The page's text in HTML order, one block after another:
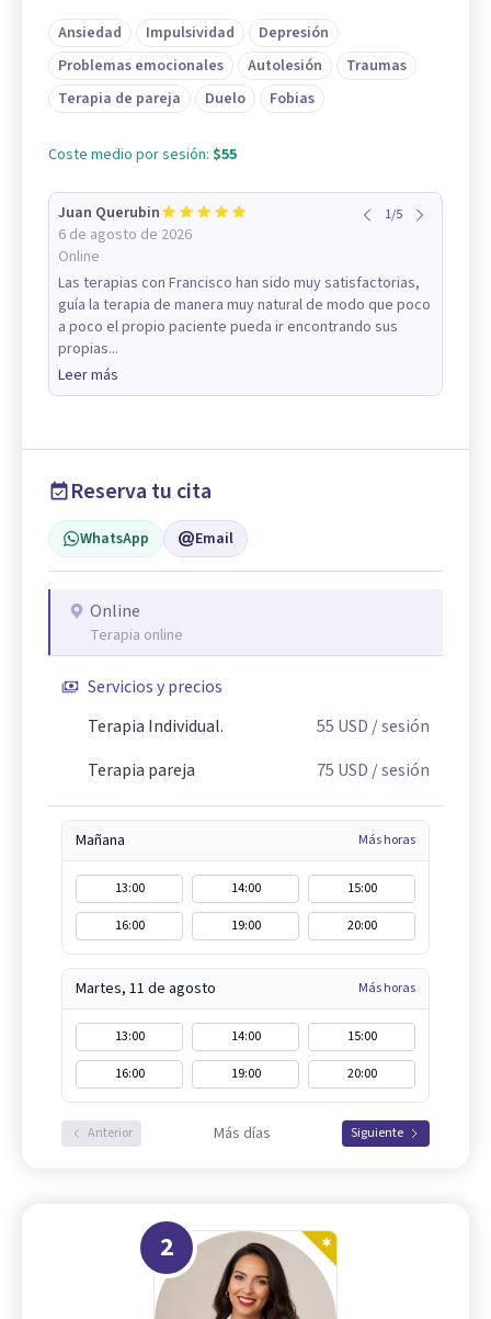
Ansiedad Impulsividad
Depresión
Problemas emocionales
Autolesión
Traumas
Terapia de pareja
Duelo Fobias
Coste medio por sesión: $55
Juan Querubin
6 de agosto de 2026
Online
1/5
Las terapias con Francisco han sido muy satisfactorias,
guía la terapia de manera muy natural de modo que poco
a poco el propio paciente pueda ir encontrando sus
propias...
Leer más
Reserva tu cita
WhatsApp Email
Online
Terapia online
Servicios y precios
Terapia Individual.
55 USD / sesión
Terapia pareja
75 USD / sesión
Mañana Más horas
13:00 14:00
15:00
16:00
19:00 20:00
Martes, 11 de agosto Más horas
13:00 14:00
15:00
16:00
19:00 20:00
Anterior Más días Siguiente
2